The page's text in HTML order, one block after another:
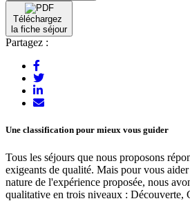
Téléchargez
la fiche séjour
Partagez :
Une classification pour mieux vous guider
Tous les séjours que nous proposons
exigeants de qualité. Mais pour vous
nature de l'expérience proposée, nous
qualitative en trois niveaux : Découverte,